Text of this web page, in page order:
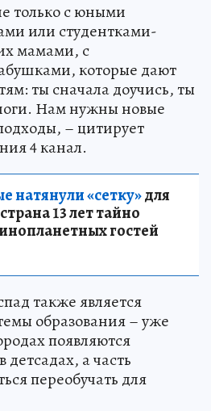
только с юными
или студентками-
мамами, с
которые дают
ты сначала доучись, ты
Нам нужны новые
– цитирует
4 канал.
натянули «сетку»для
13 лет тайно
гостей
также является
образования – уже
появляются
а часть
переобучать для